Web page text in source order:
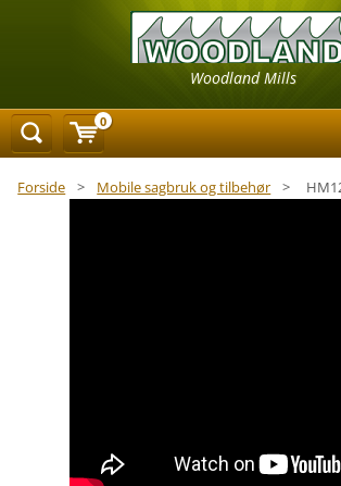
Woodland Mills
Forside > Mobile sagbruk og tilbehør >
0